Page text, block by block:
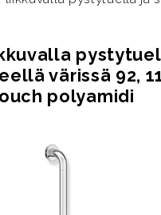
värissä 92,
polyamidi